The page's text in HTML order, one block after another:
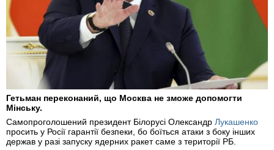
Гетьман переконаний, що Москва не зможе допомогти
Мінську.
Самопроголошений президент Білорусі Олександр Лукашенко
просить у Росії гарантії безпеки, бо боїться атаки з боку інших
держав у разі запуску ядерних ракет саме з території РБ.